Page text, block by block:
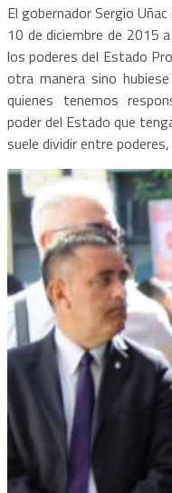
El gobernador Sergio
10 de diciembre de 2015
los poderes del Estado
otra manera sino
quienes tenemos
poder del Estado que
suele dividir entre